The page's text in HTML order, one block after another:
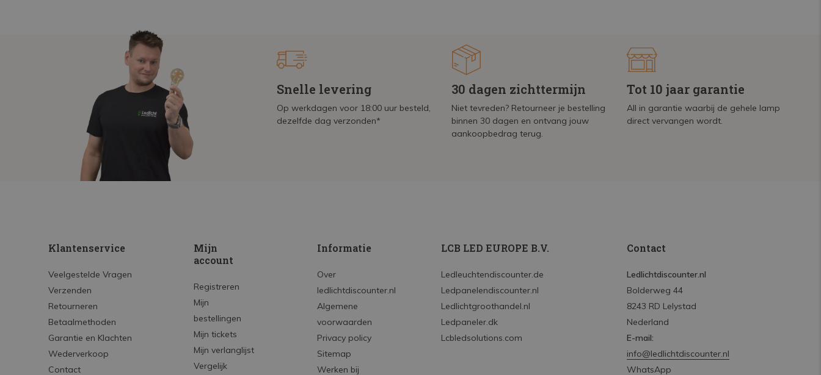
Snelle levering
Op werkdagen voor 18:00 uur besteld,
dezelfde dag verzonden*
30 dagen zichttermijn
Niet tevreden? Retourneer je bestelling
binnen 30 dagen en ontvang jouw
aankoopbedrag terug.
Tot 10 jaar garantie
All in garantie waarbij de gehele lamp
direct vervangen wordt.
Klantenservice
Veelgestelde Vragen
Verzenden
Retourneren
Betaalmethoden
Garantie en Klachten
Wederverkoop
Contact
Mijn
account
Registreren
Mijn
bestellingen
Mijn tickets
Mijn verlanglijst
Vergelijk
Informatie
Over
ledlichtdiscounter.nl
Algemene
voorwaarden
Privacy policy
Sitemap
Werken bij
LCB LED EUROPE B.V.
Ledleuchtendiscounter.de
Ledpanelendiscounter.nl
Ledlichtgroothandel.nl
Ledpaneler.dk
Lcbledsolutions.com
Contact
Ledlichtdiscounter.nl
Bolderweg 44
8243 RD Lelystad
Nederland
E-mail:
info@ledlichtdiscounter.nl
WhatsApp